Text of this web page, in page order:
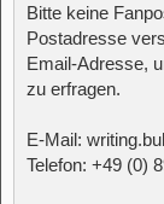
Bitte keine
Postadresse
Email-Adresse,
zu erfragen.
E-Mail:
Telefon: +49 (0)